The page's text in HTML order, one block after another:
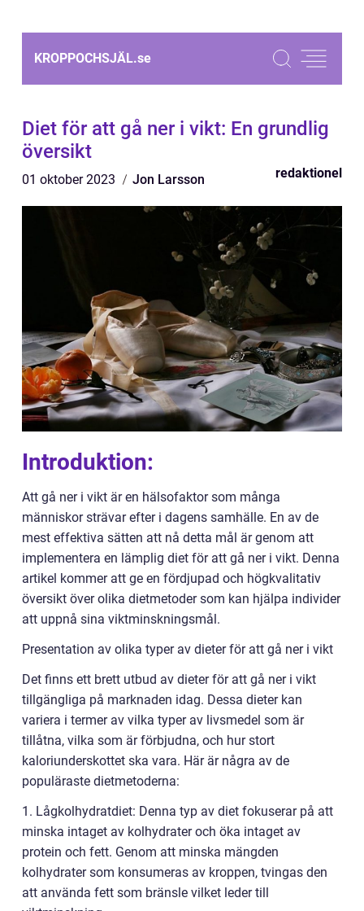
KROPPOCHSJÄL.se
Diet för att gå ner i vikt: En grundlig
översikt
01 oktober 2023 Jon Larsson redaktionel
Introduktion:
Att gå ner i vikt är en hälsofaktor som många
människor strävar efter i dagens samhälle. En av de
mest effektiva sätten att nå detta mål är genom att
implementera en lämplig diet för att gå ner i vikt. Denna
artikel kommer att ge en fördjupad och högkvalitativ
översikt över olika dietmetoder som kan hjälpa individer
att uppnå sina viktminskningsmål.
Presentation av olika typer av dieter för att gå ner i vikt
Det finns ett brett utbud av dieter för att gå ner i vikt
tillgängliga på marknaden idag. Dessa dieter kan
variera i termer av vilka typer av livsmedel som är
tillåtna, vilka som är förbjudna, och hur stort
kaloriunderskottet ska vara. Här är några av de
populäraste dietmetoderna:
1. Lågkolhydratdiet: Denna typ av diet fokuserar på att
minska intaget av kolhydrater och öka intaget av
protein och fett. Genom att minska mängden
kolhydrater som konsumeras av kroppen, tvingas den
att använda fett som bränsle vilket leder till